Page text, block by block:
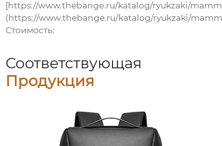
[https://www.thebange.ru/katalog/ryukzaki/
(https://www.thebange.ru/katalog/ryukzaki/
Стоимость:
Соответствующая
Продукция